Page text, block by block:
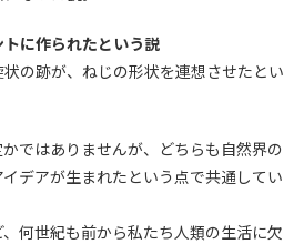
に作られたという説
の跡が、ねじの形状を連想させたとい
ではありませんが、どちらも自然界の
デアが生まれたという点で共通してい
何世紀も前から私たち人類の生活に欠